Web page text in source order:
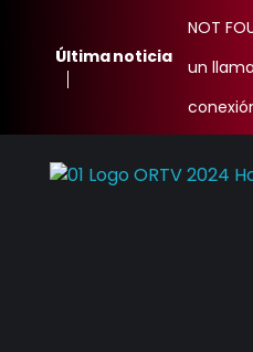
Última noticia
NOT
un